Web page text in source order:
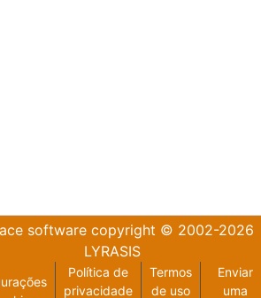
softwarecopyright © 2002-2026
LYRASIS
Política de
privacidade
Termos
de uso
Enviar
uma